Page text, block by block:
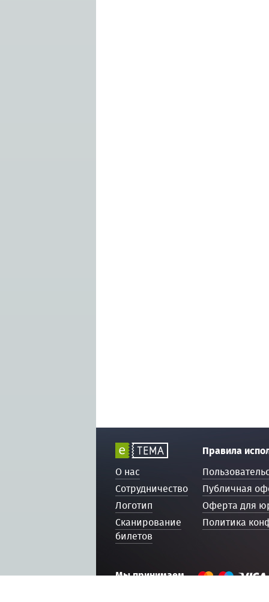
О нас
Сотрудничество
Логотип
Сканирование
билетов
Правила
Публичная
Оферта для
Политика
Мы принимаем